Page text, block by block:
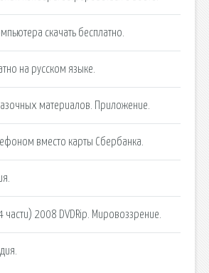
скачать бесплатно.
на русском языке.
материалов. Приложение.
вместо карты Сбербанка.
2008 DVDRip. Мировоззрение.